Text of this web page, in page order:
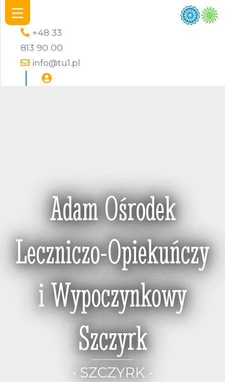
+48 33
813 90 00
info@tu1.pl
Adam Ośrodek
Leczniczo-Opiekuńczy
i Wypoczynkowy
Szczyrk
• SZCZYRK •